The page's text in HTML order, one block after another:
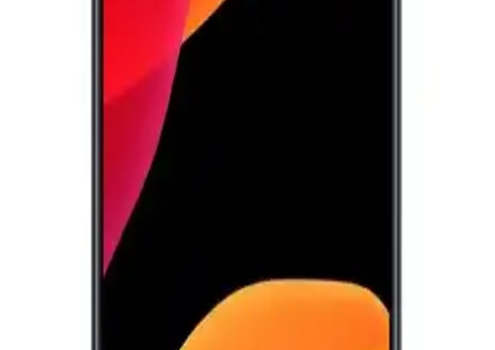
prototipleriyle hem telefon hem tablet deneyimi sunuyor. Sınırlı
üretim ve yüksek fiyatla teknoloji sınırlarını zorluyor.
Samsung Telefon Sıfırlama Yöntemleri ve Güvenli
Kullanım İpuçları
Samsung telefon sıfırlama yöntemleri, performans artırma ve veri
güvenliği için önemli. Adımlar ve ipuçlarıyla cihazınızı nasıl
sıfırlayacağınızı öğrenin.
Samsung Galaxy S28 2025: Yenilikçi Özellikleri ve
Piyasa Beklentileri
Samsung Galaxy S28, 2025'te piyasaya çıkacak, gelişmiş kamera,
performans ve tasarım özellikleriyle öne çıkan yüksek fiyatlı bir